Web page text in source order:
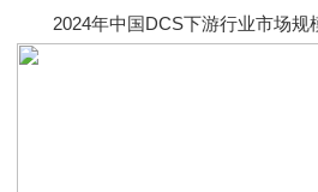
2024年中国DCS下游行业市场规